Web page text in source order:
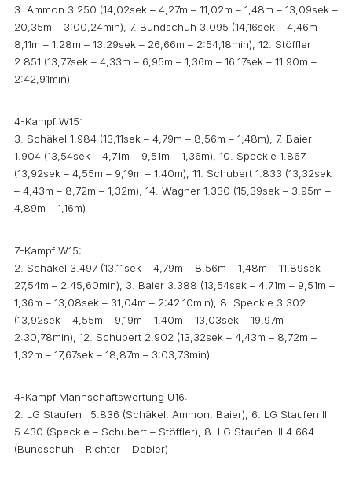
3. Ammon 3.250 (14,02sek – 4,27m – 11,02m – 1,48m – 13,09sek –
20,35m – 3:00,24min), 7. Bundschuh 3.095 (14,16sek – 4,46m –
8,11m – 1,28m – 13,29sek – 26,66m – 2:54,18min), 12. Stöffler
2.851 (13,77sek – 4,33m – 6,95m – 1,36m – 16,17sek – 11,90m –
2:42,91min)
4-Kampf W15:
3. Schäkel 1.984 (13,11sek – 4,79m – 8,56m – 1,48m), 7. Baier
1.904 (13,54sek – 4,71m – 9,51m – 1,36m), 10. Speckle 1.867
(13,92sek – 4,55m – 9,19m – 1,40m), 11. Schubert 1.833 (13,32sek
– 4,43m – 8,72m – 1,32m), 14. Wagner 1.330 (15,39sek – 3,95m –
4,89m – 1,16m)
7-Kampf W15:
2. Schäkel 3.497 (13,11sek – 4,79m – 8,56m – 1,48m – 11,89sek –
27,54m – 2:45,60min), 3. Baier 3.388 (13,54sek – 4,71m – 9,51m –
1,36m – 13,08sek – 31,04m – 2:42,10min), 8. Speckle 3.302
(13,92sek – 4,55m – 9,19m – 1,40m – 13,03sek – 19,97m –
2:30,78min), 12. Schubert 2.902 (13,32sek – 4,43m – 8,72m –
1,32m – 17,67sek – 18,87m – 3:03,73min)
4-Kampf Mannschaftswertung U16:
2. LG Staufen I 5.836 (Schäkel, Ammon, Baier), 6. LG Staufen II
5.430 (Speckle – Schubert – Stöffler), 8. LG Staufen III 4.664
(Bundschuh – Richter – Debler)